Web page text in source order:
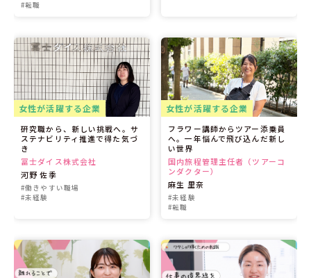
#転職
女性が活躍する企業
研究職から、新しい挑戦へ。サ
ステナビリティ推進で得た気づ
き
冨士ダイス株式会社
河野 佐季
#働きやすい職場
#未経験
女性が活躍する企業
フラワー講師からツアー添乗員
へ。一年悩んで飛び込んだ新し
い世界
国内旅程管理主任者（ツアーコ
ンダクター）
麻生 里奈
#未経験
#転職